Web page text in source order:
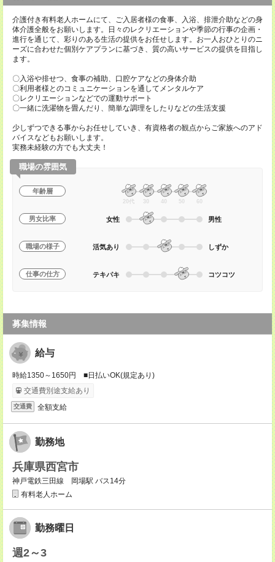
介護付き有料老人ホームにて、ご入居者様の食事、入浴、排泄介助などの身
体介護全般をお願いします。日々のレクリエーションや季節の行事の企画・
進行を通じて、彩りのある生活の提供をお任せします。お一人おひとりのニ
ーズに合わせた個別ケアプランに基づき、質の高いサービスの提供を目指し
ます。
〇入浴や排せつ、食事の補助、口腔ケアなどの身体介助
〇利用者様とのコミュニケーションを通してメンタルケア
〇レクリエーションなどでの運動サポート
〇一緒に洗濯物を畳んだり、簡単な調理をしたりなどの生活支援
少しずつできる事からお任せしていき、有資格者の観点からご家族へのアド
バイスなどもお願いします。
実務未経験の方でも大丈夫！
職場の雰囲気
年齢層
20代 30 40 50 60
男女比率 女性 男性
職場の様子 活気あり しずか
仕事の仕方 テキパキ コツコツ
募集情報
給与
時給1350～1650円 ■日払いOK(規定あり)
交通費別途支給あり
交通費 全額支給
勤務地
兵庫県西宮市
神戸電鉄三田線 岡場駅 バス14分
有料老人ホーム
勤務曜日
週2～3